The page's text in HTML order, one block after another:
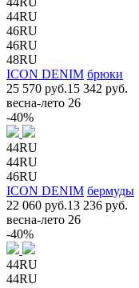
44RU
46RU
46RU
48RU
ICON DENIM брюки
25 570 руб.15 342 руб.
весна-лето 26
-40%
44RU
44RU
46RU
ICON DENIM бермуды
22 060 руб.13 236 руб.
весна-лето 26
-40%
44RU
44RU